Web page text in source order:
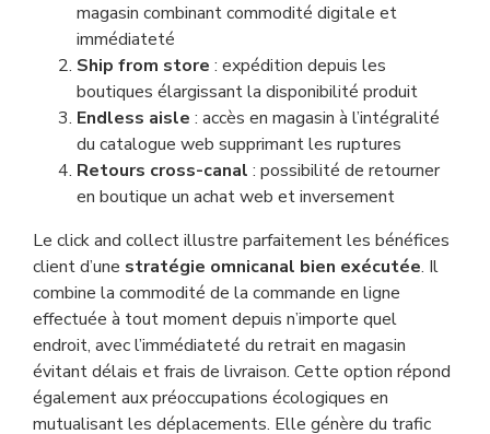
magasin combinant commodité digitale et
immédiateté
Ship from store : expédition depuis les
boutiques élargissant la disponibilité produit
Endless aisle : accès en magasin à l’intégralité
du catalogue web supprimant les ruptures
Retours cross-canal : possibilité de retourner
en boutique un achat web et inversement
Le click and collect illustre parfaitement les bénéfices
client d’une stratégie omnicanal bien exécutée. Il
combine la commodité de la commande en ligne
effectuée à tout moment depuis n’importe quel
endroit, avec l’immédiateté du retrait en magasin
évitant délais et frais de livraison. Cette option répond
également aux préoccupations écologiques en
mutualisant les déplacements. Elle génère du trafic